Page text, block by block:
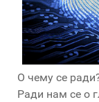
О чему се
Ради нам се о